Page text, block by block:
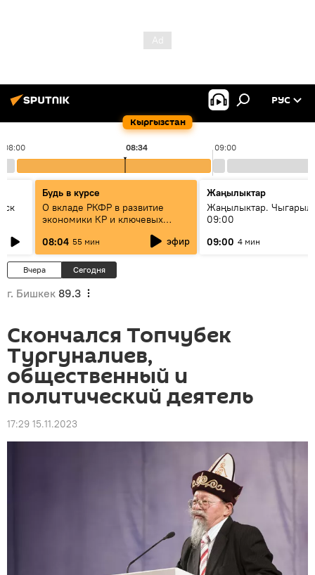
Кыргызстан
РУС
08:00 09:00
08:34
Будь в курсе
О вкладе РКФР в развитие
экономики КР и ключевых
08:04 55 мин эфир
Жаңылыктар
Жаңылыктар.
09:00
09:00 4 мин
Вчера Сегодня
г. Бишкек 89.3
Скончался Топчубек
Тургуналиев,
общественный и
политический деятель
17:29 15.11.2023